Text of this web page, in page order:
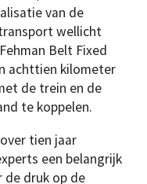
van de
wellicht
Belt Fixed
achttien kilometer
de trein en de
te koppelen.
tien jaar
een belangrijk
druk op de